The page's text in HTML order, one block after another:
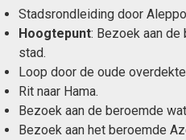
Stadsrondleiding door
Hoogtepunt: Bezoek aan
stad.
Loop door de oude
Rit naar Hama.
Bezoek aan de beroemde
Bezoek aan het beroemde